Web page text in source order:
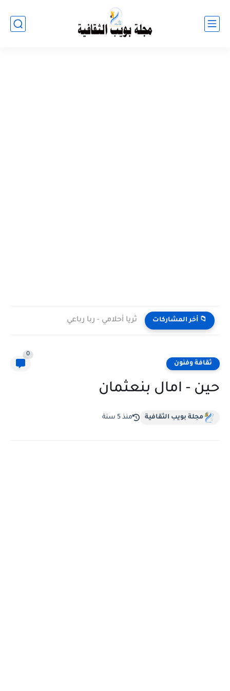
📁 أخر المشاركات ثريا أحلامي - ربا رباعي
ثقافة وفنون
0
حين - امال بنعثمان
مجلة بويب الثقافية منذ 5 سنة